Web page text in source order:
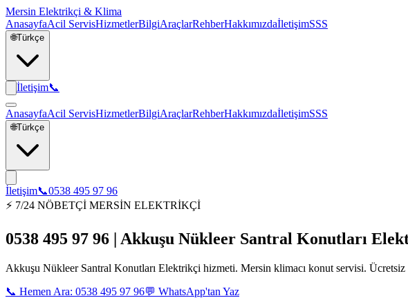
Mersin Elektrikçi & Klima
AnasayfaAcil ServisHizmetlerBilgiAraçlarRehberHakkımızdaİletişimSSS
🌐Türkçe
İletişim📞
AnasayfaAcil ServisHizmetlerBilgiAraçlarRehberHakkımızdaİletişimSSS
🌐Türkçe
İletişim📞0538 495 97 96
⚡ 7/24 NÖBETÇİ MERSİN ELEKTRİKÇİ
0538 495 97 96 | Akkuşu Nükleer Santral Konutları
Akkuşu Nükleer Santral Konutları Elektrikçi hizmeti. Mersin klimacı konut servisi.
📞 Hemen Ara: 0538 495 97 96💬 WhatsApp'tan Yaz